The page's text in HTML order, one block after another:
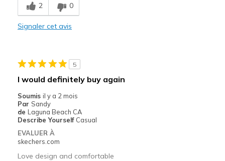
Comfortable
Les meilleures utilisations
Going Out
Special Occasions
Travel
2 0
Signaler cet avis
5
I would definitely buy again
Soumis il y a 2 mois
Par Sandy
de Laguna Beach CA
Describe Yourself Casual
EVALUER À
skechers.com
Love design and comfortable